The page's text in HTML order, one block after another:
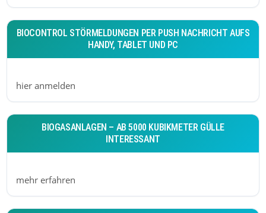
BIOCONTROL STÖRMELDUNGEN PER PUSH NACHRICHT AUFS
HANDY, TABLET UND PC
hier anmelden
BIOGASANLAGEN – AB 5000 KUBIKMETER GÜLLE
INTERESSANT
mehr erfahren